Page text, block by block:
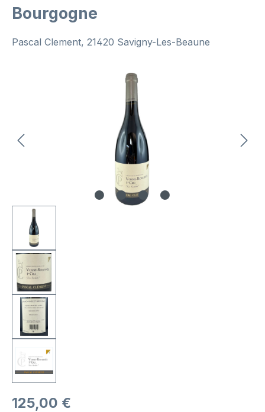
Bourgogne
Pascal Clement, 21420 Savigny-Les-Beaune
Bildergalerie überspringen
Regulärer Preis:
125,00 €